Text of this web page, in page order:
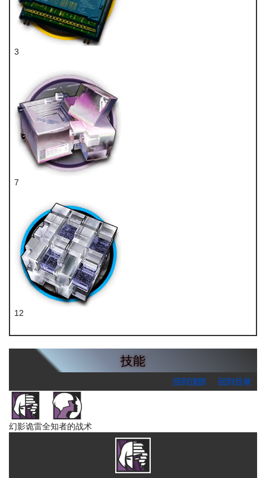
3
7
12
技能
回到顶部 回到目录
幻影诡雷全知者的战术